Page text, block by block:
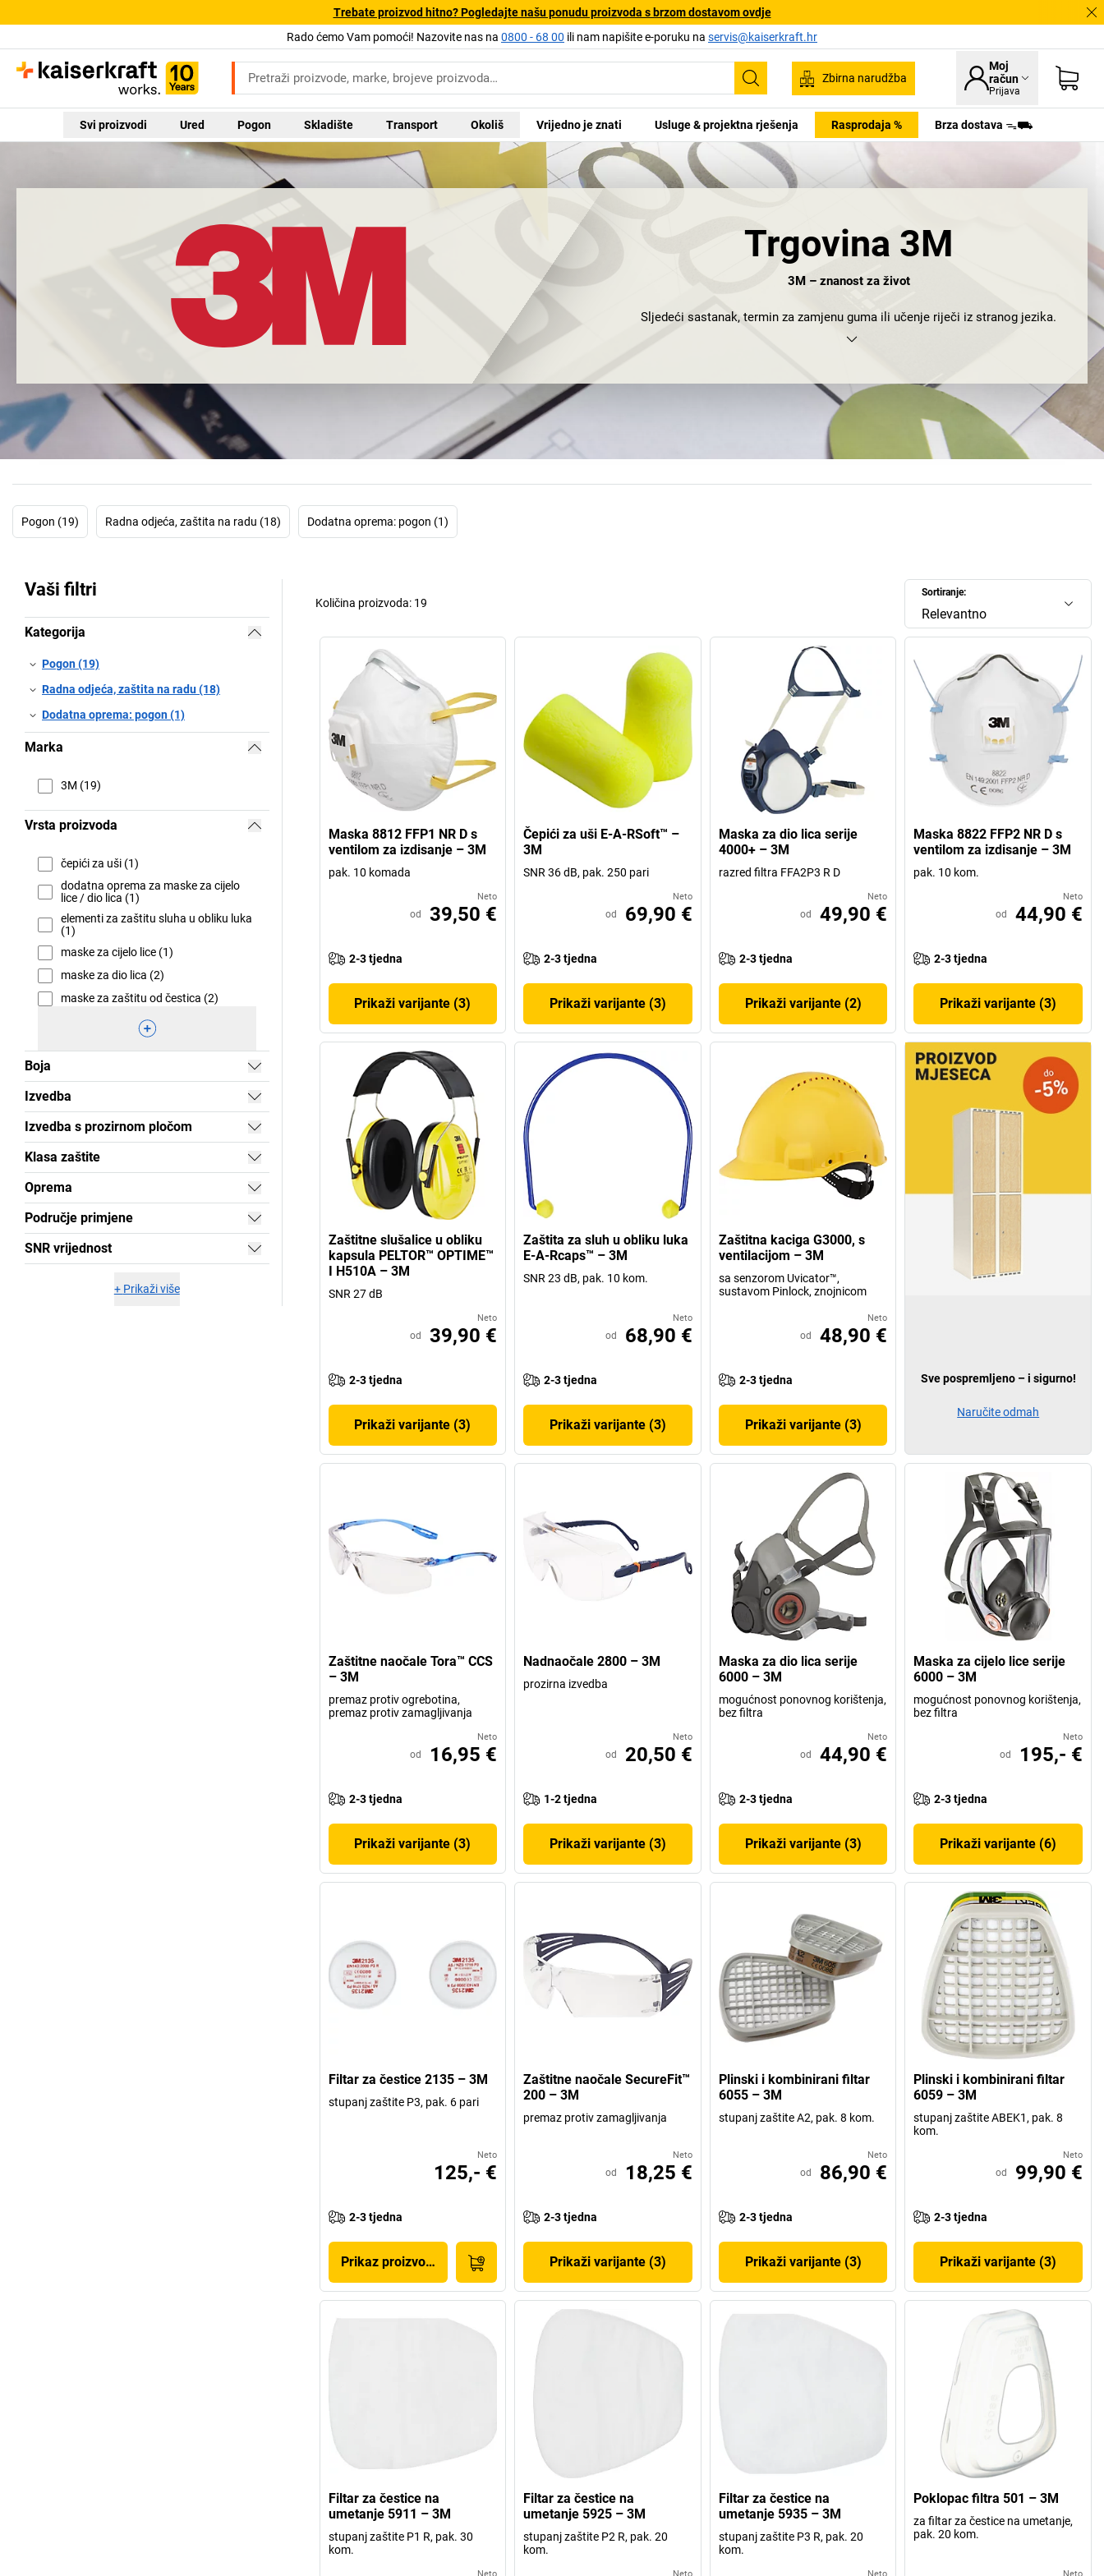
Trebate proizvod hitno? Pogledajte našu ponudu proizvoda s brzom dostavom ovdje
Rado ćemo Vam pomoći! Nazovite nas na 0800 - 68 00 ili nam napišite e-poruku na servis@kaiserkraft.hr
Pretraživanje
Zbirna narudžba
Moj
račun
Prijava
Svi proizvodi Ured Pogon Skladište Transport Okoliš Vrijedno je znati Usluge & projektna rješenja Rasprodaja % Brza dostava ᯓ⛟
Trgovina 3M
3M – znanost za život
Sljedeći sastanak, termin za zamjenu guma ili učenje riječi iz stranog jezika.
Što sve ne bismo zaboravili da nema jednog od najpoznatijih proizvoda iz
ne iz razloga koji nam prvi pada na um. Ponajprije zbog tehnologija na kojima
se temelje i koje su koncern 3M učinile poznatim. Zbog kojih se i dio opreme
Neila Armstronga tijekom stupanja na Mjesec sastojao od proizvoda marke
3M. To nekako ide i uz perspektivnu misiju tog velikog koncerna: »Naše
inovacije žele olakšati samo jedno. Vaš život.«
o zaštiti na radu, sigurnosti i udobnosti. Počevši od brusnog papira preko
zaštitnih naočala pa sve do konstrukcijskih ljepila i ostalih proizvoda, uz 1,9
milijardi dolara godišnjih ulaganja u istraživanje i razvoj i u budućnosti se
smijemo veseliti onome što nam još sprema 3M.
Ali sad se najprije želite uvjeriti u kvalitetu proizvoda 3M? U našem
asortimanu pronaći ćete velik izbor. Želimo Vam zabavno otkrivanje!
Pogon (19) Radna odjeća, zaštita na radu (18) Dodatna oprema: pogon (1)
Vaši filtri
Kategorija
Pogon (19)
Radna odjeća, zaštita na radu (18)
Dodatna oprema: pogon (1)
Marka
3M (19)
Vrsta proizvoda
čepići za uši (1)
dodatna oprema za maske za cijelo
lice / dio lica (1)
elementi za zaštitu sluha u obliku luka
(1)
maske za cijelo lice (1)
maske za dio lica (2)
maske za zaštitu od čestica (2)
Boja
Izvedba
Izvedba s prozirnom pločom
Klasa zaštite
Oprema
Područje primjene
SNR vrijednost
+ Prikaži više
Sortiranje:
Relevantno
Količina proizvoda: 19
Maska 8812 FFP1 NR D s
ventilom za izdisanje – 3M
pak. 10 komada
Neto
od 39,50 €
2-3 tjedna
Prikaži varijante (3)
Čepići za uši E-A-RSoft™ –
3M
SNR 36 dB, pak. 250 pari
Neto
od 69,90 €
2-3 tjedna
Prikaži varijante (3)
Maska za dio lica serije
4000+ – 3M
razred filtra FFA2P3 R D
Neto
od 49,90 €
2-3 tjedna
Prikaži varijante (2)
Maska 8822 FFP2 NR D s
ventilom za izdisanje – 3M
pak. 10 kom.
Neto
od 44,90 €
2-3 tjedna
Prikaži varijante (3)
Zaštitne slušalice u obliku
kapsula PELTOR™ OPTIME™
I H510A – 3M
SNR 27 dB
Neto
od 39,90 €
2-3 tjedna
Prikaži varijante (3)
Zaštita za sluh u obliku luka
E-A-Rcaps™ – 3M
SNR 23 dB, pak. 10 kom.
Neto
od 68,90 €
2-3 tjedna
Prikaži varijante (3)
Zaštitna kaciga G3000, s
ventilacijom – 3M
sa senzorom Uvicator™,
sustavom Pinlock, znojnicom
Neto
od 48,90 €
2-3 tjedna
Prikaži varijante (3)
Zaštitne naočale Tora™ CCS
– 3M
premaz protiv ogrebotina,
premaz protiv zamagljivanja
Neto
od 16,95 €
2-3 tjedna
Prikaži varijante (3)
Nadnaočale 2800 – 3M
prozirna izvedba
Neto
od 20,50 €
1-2 tjedna
Prikaži varijante (3)
Maska za dio lica serije
6000 – 3M
mogućnost ponovnog korištenja,
bez filtra
Neto
od 44,90 €
2-3 tjedna
Prikaži varijante (3)
Maska za cijelo lice serije
6000 – 3M
mogućnost ponovnog korištenja,
bez filtra
Neto
od 195,- €
2-3 tjedna
Prikaži varijante (6)
Filtar za čestice 2135 – 3M
stupanj zaštite P3, pak. 6 pari
Neto
125,- €
2-3 tjedna
Prikaz proizvoda
Zaštitne naočale SecureFit™
200 – 3M
premaz protiv zamagljivanja
Neto
od 18,25 €
2-3 tjedna
Prikaži varijante (3)
Plinski i kombinirani filtar
6055 – 3M
stupanj zaštite A2, pak. 8 kom.
Neto
od 86,90 €
2-3 tjedna
Prikaži varijante (3)
Plinski i kombinirani filtar
6059 – 3M
stupanj zaštite ABEK1, pak. 8
kom.
Neto
od 99,90 €
2-3 tjedna
Prikaži varijante (3)
Filtar za čestice na
umetanje 5911 – 3M
stupanj zaštite P1 R, pak. 30
kom.
Neto
Filtar za čestice na
umetanje 5925 – 3M
stupanj zaštite P2 R, pak. 20
kom.
Neto
Filtar za čestice na
umetanje 5935 – 3M
stupanj zaštite P3 R, pak. 20
kom.
Neto
Poklopac filtra 501 – 3M
za filtar za čestice na umetanje,
pak. 20 kom.
Neto
Sve pospremljeno – i sigurno!
Naručite odmah